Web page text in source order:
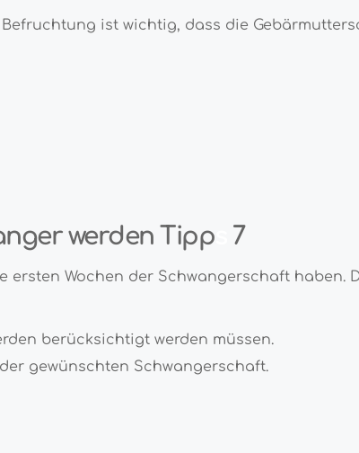
ist wichtig, dass die
werden Tipp 7
ersten Wochen der Schwangerschaft haben.
berücksichtigt werden müssen.
gewünschten Schwangerschaft.